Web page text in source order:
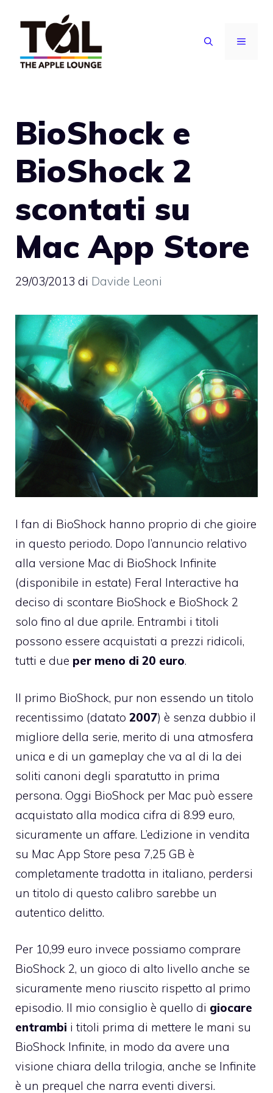
contenuto
MENU
BioShock e
BioShock 2
scontati su
Mac App Store
29/03/2013 di Davide Leoni
I fan di BioShock hanno proprio di che gioire
in questo periodo. Dopo l’annuncio relativo
alla versione Mac di BioShock Infinite
(disponibile in estate) Feral Interactive ha
deciso di scontare BioShock e BioShock 2
solo fino al due aprile. Entrambi i titoli
possono essere acquistati a prezzi ridicoli,
tutti e due per meno di 20 euro.
Il primo BioShock, pur non essendo un titolo
recentissimo (datato 2007) è senza dubbio il
migliore della serie, merito di una atmosfera
unica e di un gameplay che va al di la dei
soliti canoni degli sparatutto in prima
persona. Oggi BioShock per Mac può essere
acquistato alla modica cifra di 8.99 euro,
sicuramente un affare. L’edizione in vendita
su Mac App Store pesa 7,25 GB è
completamente tradotta in italiano, perdersi
un titolo di questo calibro sarebbe un
autentico delitto.
Per 10,99 euro invece possiamo comprare
BioShock 2, un gioco di alto livello anche se
sicuramente meno riuscito rispetto al primo
episodio. Il mio consiglio è quello di giocare
entrambi i titoli prima di mettere le mani su
BioShock Infinite, in modo da avere una
visione chiara della trilogia, anche se Infinite
è un prequel che narra eventi diversi.